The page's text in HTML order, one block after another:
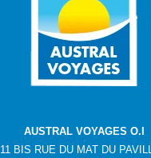
AUSTRAL VOYAGES O.I
11 BIS RUE DU MAT DU